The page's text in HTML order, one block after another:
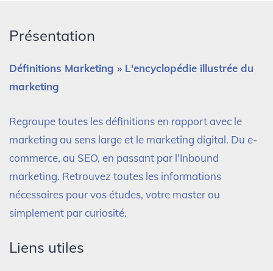
Présentation
Définitions Marketing » L'encyclopédie illustrée du
marketing
Regroupe toutes les définitions en rapport avec le
marketing au sens large et le marketing digital. Du e-
commerce, au SEO, en passant par l'Inbound
marketing. Retrouvez toutes les informations
nécessaires pour vos études, votre master ou
simplement par curiosité.
Liens utiles